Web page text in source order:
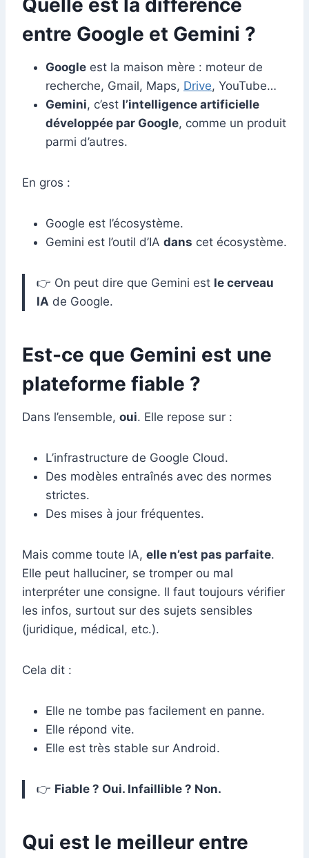
Quelle est la différence
entre Google et Gemini ?
Google est la maison mère : moteur de
recherche, Gmail, Maps, Drive, YouTube…
Gemini, c’est l’intelligence artificielle
développée par Google, comme un produit
parmi d’autres.
En gros :
Google est l’écosystème.
Gemini est l’outil d’IA dans cet écosystème.
👉 On peut dire que Gemini est le cerveau
IA de Google.
Est-ce que Gemini est une
plateforme fiable ?
Dans l’ensemble, oui. Elle repose sur :
L’infrastructure de Google Cloud.
Des modèles entraînés avec des normes
strictes.
Des mises à jour fréquentes.
Mais comme toute IA, elle n’est pas parfaite.
Elle peut halluciner, se tromper ou mal
interpréter une consigne. Il faut toujours vérifier
les infos, surtout sur des sujets sensibles
(juridique, médical, etc.).
Cela dit :
Elle ne tombe pas facilement en panne.
Elle répond vite.
Elle est très stable sur Android.
👉 Fiable ? Oui. Infaillible ? Non.
Qui est le meilleur entre